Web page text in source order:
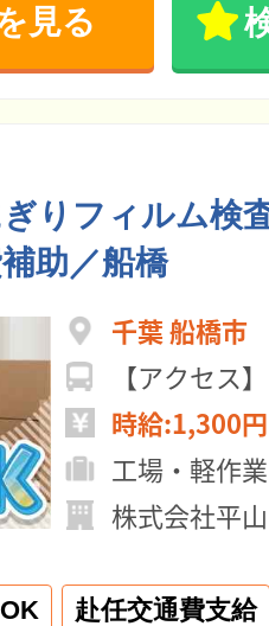
見る
りフィルム検
助／船橋
千葉 船橋市
【アクセス
時給:1,300
工場・軽作業
株式会社平
赴任交通費支給